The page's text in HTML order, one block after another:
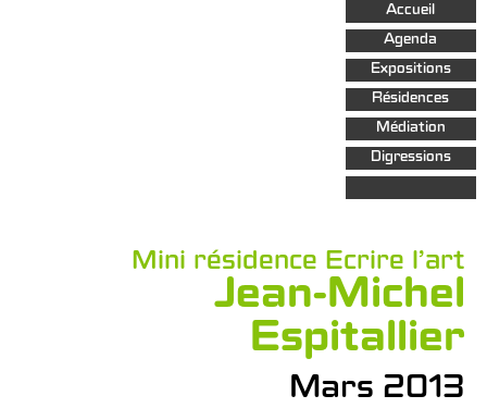
Aller au
contenu
principal
Accueil
Agenda
Expositions
Résidences
Médiation
Digressions
Mini résidence Ecrire l'art
Jean-Michel
Espitallier
Mars 2013